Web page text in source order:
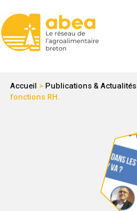
Accueil >Publications & Actualités
fonctions RH.